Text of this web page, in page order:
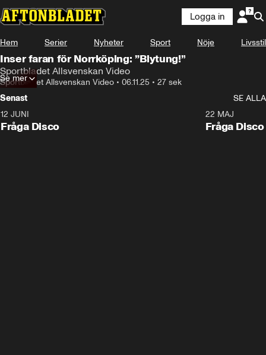
Logga in
Hem Serier Nyheter Sport Nöje Livsstil
Inser faran för Norrköping: ”Blytung!”
Sportbladet Allsvenskan Video
Sportbladet Allsvenskan Video • 06.11.25 • 27 sek
Se mer
Senast
SE ALLA
12 JUNI
Fråga Disco
22 MAJ
Fråga Disco